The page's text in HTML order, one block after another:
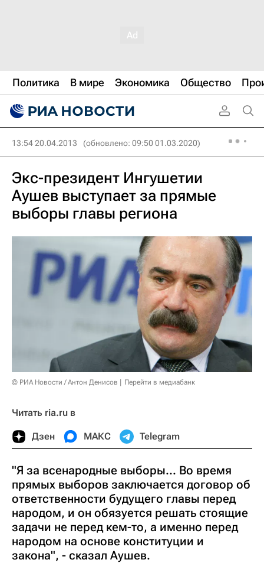
Политика В мире Экономика Общество
13:54 20.04.2013 (обновлено: 09:50 01.03.2020)
Экс-президент Ингушетии
Аушев выступает за прямые
выборы главы региона
© РИА Новости / Антон Денисов Перейти в медиабанк
Читать ria.ru в
Дзен МАКС Telegram
"Я за всенародные выборы... Во время
прямых выборов заключается договор об
ответственности будущего главы перед
народом, и он обязуется решать стоящие
задачи не перед кем-то, а именно перед
народом на основе конституции и
закона", - сказал Аушев.